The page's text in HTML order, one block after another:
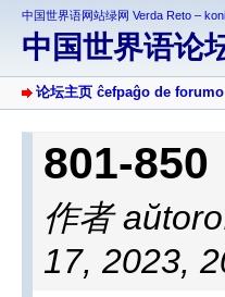
中国世界语网站绿网 Verda Reto –
中国世界语论
论坛主页 ĉefpaĝo de forumo
801-850
作者
17, 2023,